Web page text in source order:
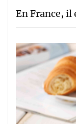
En France, il